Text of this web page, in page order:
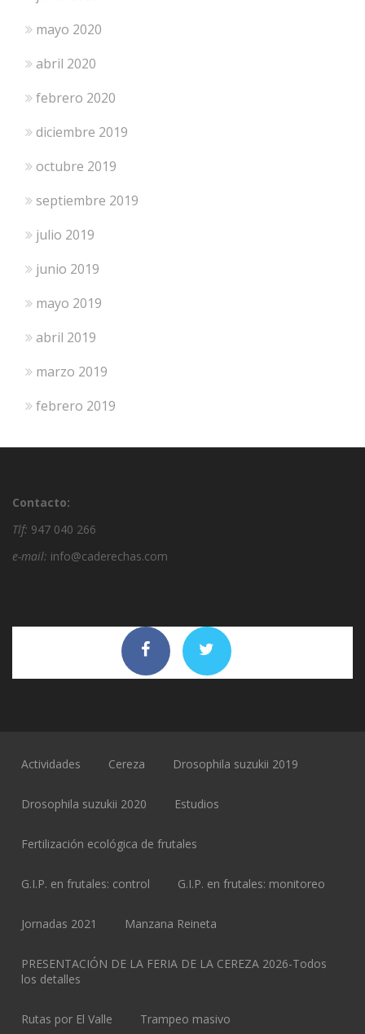
mayo 2020
abril 2020
febrero 2020
diciembre 2019
octubre 2019
septiembre 2019
julio 2019
junio 2019
mayo 2019
abril 2019
marzo 2019
febrero 2019
Contacto:
Tlf: 947 040 266
e-mail: info@caderechas.com
Actividades Cereza Drosophila suzukii 2019
Drosophila suzukii 2020 Estudios
Fertilización ecológica de frutales
G.I.P. en frutales: control G.I.P. en frutales: monitoreo
Jornadas 2021 Manzana Reineta
PRESENTACIÓN DE LA FERIA DE LA CEREZA 2026-Todos
los detalles
Rutas por El Valle Trampeo masivo